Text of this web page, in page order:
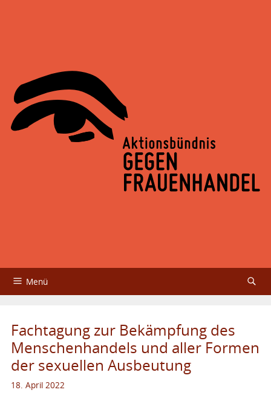
Menü
Über das Aktionsbündnis
Fachtagungen
Service
Fachtagung zur Bekämpfung des
Menschenhandels und aller Formen
der sexuellen Ausbeutung
18. April 2022